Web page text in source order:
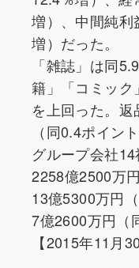
増）、中間純
増）だった。
「雑誌」は同
籍」「コミッ
を上回った。
（同0.4ポイン
グループ会社
2258億2500万
13億5300万円
7億2600万円（
【2015年11月